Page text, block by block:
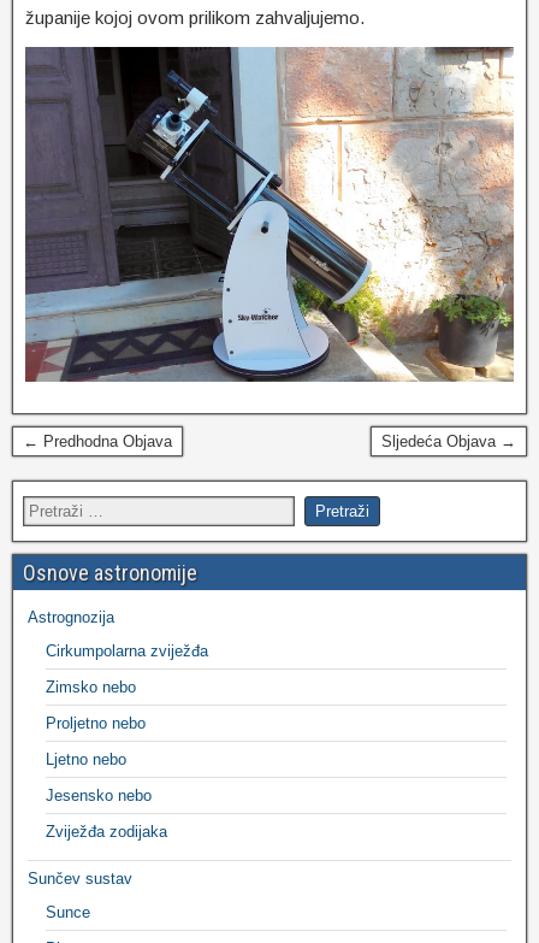
županije kojoj ovom prilikom zahvaljujemo.
← Predhodna Objava Sljedeća Objava →
Osnove astronomije
Astrognozija
Cirkumpolarna zviježđa
Zimsko nebo
Proljetno nebo
Ljetno nebo
Jesensko nebo
Zviježđa zodijaka
Sunčev sustav
Sunce